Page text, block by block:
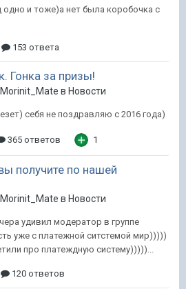
одно и тоже)а нет была коробочка с
153 ответа
Гонка за призы!
в Новости
себя не поздравляю с 2016 года)
365 ответов 1
получите по нашей
в Новости
удивил модератор в группе
уже с платежной ситстемой мир)))))
про платеждную систему)))))...
120 ответов